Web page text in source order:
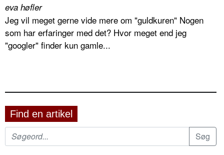
eva høfler
Jeg vil meget gerne vide mere om "guldkuren" Nogen
som har erfaringer med det? Hvor meget end jeg
"googler" finder kun gamle...
Find en artikel